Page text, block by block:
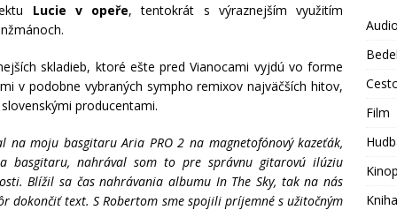
Lucie v opeře, tentokrát s výraznejším využitím
skladieb, ktoré ešte pred Vianocami vyjdú vo forme
v podobne vybraných sympho remixov najväčších hitov,
producentami.
na moju basgitaru Aria PRO 2 na magnetofónový kazeťák,
basgitaru, nahrával som to pre správnu gitarovú ilúziu
Blížil sa čas nahrávania albumu In The Sky, tak na nás
dokončiť text. S Robertom sme spojili príjemné s užitočným
Film
Kniha